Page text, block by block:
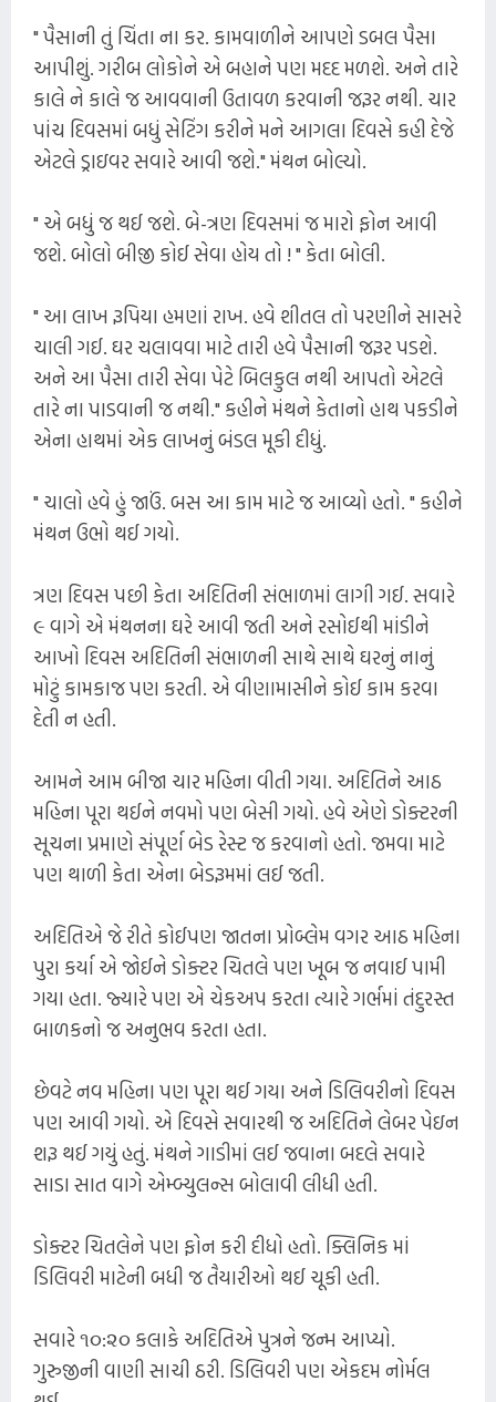
" પૈસાની તું ચિંતા ના કર. કામવાળીને આપણે ડબલ પૈસા
આપીશું. ગરીબ લોકોને એ બહાને પણ મદદ મળશે. અને તારે
કાલે ને કાલે જ આવવાની ઉતાવળ કરવાની જરૂર નથી. ચાર
પાંચ દિવસમાં બધું સેટિંગ કરીને મને આગલા દિવસે કહી દેજે
એટલે ડ્રાઇવર સવારે આવી જશે." મંથન બોલ્યો.
" એ બધું જ થઈ જશે. બે-ત્રણ દિવસમાં જ મારો ફોન આવી
જશે. બોલો બીજી કોઈ સેવા હોય તો ! " કેતા બોલી.
" આ લાખ રૂપિયા હમણાં રાખ. હવે શીતલ તો પરણીને સાસરે
ચાલી ગઈ. ઘર ચલાવવા માટે તારી હવે પૈસાની જરૂર પડશે.
અને આ પૈસા તારી સેવા પેટે બિલકુલ નથી આપતો એટલે
તારે ના પાડવાની જ નથી." કહીને મંથને કેતાનો હાથ પકડીને
એના હાથમાં એક લાખનું બંડલ મૂકી દીધું.
" ચાલો હવે હું જાઉં. બસ આ કામ માટે જ આવ્યો હતો. " કહીને
મંથન ઉભો થઈ ગયો.
ત્રણ દિવસ પછી કેતા અદિતિની સંભાળમાં લાગી ગઈ. સવારે
૯ વાગે એ મંથનના ઘરે આવી જતી અને રસોઈથી માંડીને
આખો દિવસ અદિતિની સંભાળની સાથે સાથે ઘરનું નાનું
મોટું કામકાજ પણ કરતી. એ વીણામાસીને કોઈ કામ કરવા
દેતી ન હતી.
આમને આમ બીજા ચાર મહિના વીતી ગયા. અદિતિને આઠ
મહિના પૂરા થઈને નવમો પણ બેસી ગયો. હવે એણે ડોક્ટરની
સૂચના પ્રમાણે સંપૂર્ણ બેડ રેસ્ટ જ કરવાનો હતો. જમવા માટે
પણ થાળી કેતા એના બેડરૂમમાં લઈ જતી.
અદિતિએ જે રીતે કોઈપણ જાતના પ્રોબ્લેમ વગર આઠ મહિના
પુરા કર્યા એ જોઈને ડોક્ટર ચિતલે પણ ખૂબ જ નવાઈ પામી
ગયા હતા. જ્યારે પણ એ ચેકઅપ કરતા ત્યારે ગર્ભમાં તંદુરસ્ત
બાળકનો જ અનુભવ કરતા હતા.
છેવટે નવ મહિના પણ પૂરા થઈ ગયા અને ડિલિવરીનો દિવસ
પણ આવી ગયો. એ દિવસે સવારથી જ અદિતિને લેબર પેઇન
શરૂ થઈ ગયું હતું. મંથને ગાડીમાં લઈ જવાના બદલે સવારે
સાડા સાત વાગે એમ્બ્યુલન્સ બોલાવી લીધી હતી.
ડોક્ટર ચિતલેને પણ ફોન કરી દીધો હતો. ક્લિનિક માં
ડિલિવરી માટેની બધી જ તૈયારીઓ થઈ ચૂકી હતી.
સવારે ૧૦:૨૦ કલાકે અદિતિએ પુત્રને જન્મ આપ્યો.
ગુરુજીની વાણી સાચી ઠરી. ડિલિવરી પણ એકદમ નોર્મલ